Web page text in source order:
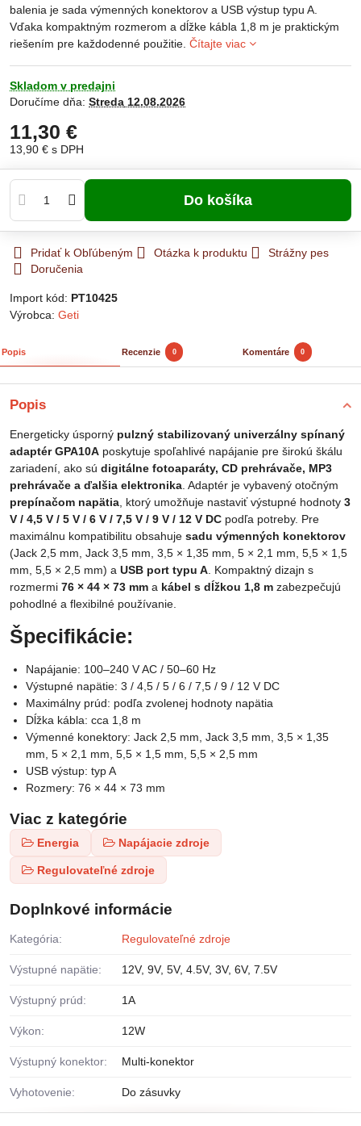
balenia je sada výmenných konektorov a USB výstup typu A.
Vďaka kompaktným rozmerom a dĺžke kábla 1,8 m je praktickým
riešením pre každodenné použitie. Čítajte viac
Skladom v predajni
Doručíme dňa: Streda 12.08.2026
11,30 €
13,90 € s DPH
Do košíka
Pridať k Obľúbeným Otázka k produktu
Strážny pes
Doručenia
Import kód: PT10425
Výrobca: Geti
Popis Recenzie 0 Komentáre 0
Popis
Energeticky úsporný pulzný stabilizovaný univerzálny spínaný
adaptér GPA10A poskytuje spoľahlivé napájanie pre širokú škálu
zariadení, ako sú digitálne fotoaparáty, CD prehrávače, MP3
prehrávače a ďalšia elektronika. Adaptér je vybavený otočným
prepínačom napätia, ktorý umožňuje nastaviť výstupné hodnoty 3
V / 4,5 V / 5 V / 6 V / 7,5 V / 9 V / 12 V DC podľa potreby. Pre
maximálnu kompatibilitu obsahuje sadu výmenných konektorov
(Jack 2,5 mm, Jack 3,5 mm, 3,5 × 1,35 mm, 5 × 2,1 mm, 5,5 × 1,5
mm, 5,5 × 2,5 mm) a USB port typu A. Kompaktný dizajn s
rozmermi 76 × 44 × 73 mm a kábel s dĺžkou 1,8 m zabezpečujú
pohodlné a flexibilné používanie.
Špecifikácie:
Napájanie: 100–240 V AC / 50–60 Hz
Výstupné napätie: 3 / 4,5 / 5 / 6 / 7,5 / 9 / 12 V DC
Maximálny prúd: podľa zvolenej hodnoty napätia
Dĺžka kábla: cca 1,8 m
Výmenné konektory: Jack 2,5 mm, Jack 3,5 mm, 3,5 × 1,35
mm, 5 × 2,1 mm, 5,5 × 1,5 mm, 5,5 × 2,5 mm
USB výstup: typ A
Rozmery: 76 × 44 × 73 mm
Viac z kategórie
Energia Napájacie zdroje
Regulovateľné zdroje
Doplnkové informácie
Kategória: Regulovateľné zdroje
Výstupné napätie: 12V, 9V, 5V, 4.5V, 3V, 6V, 7.5V
Výstupný prúd: 1A
Výkon: 12W
Výstupný konektor: Multi-konektor
Vyhotovenie: Do zásuvky